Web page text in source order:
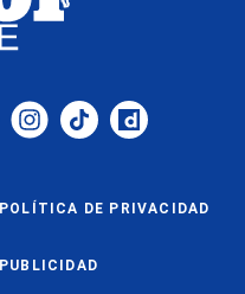
POLÍTICA DE PRIVACIDAD
PUBLICIDAD